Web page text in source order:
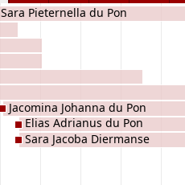
Sara Pieternella du Pon
Jacomina Johanna du Pon
Elias Adrianus du Pon
Sara Jacoba Diermanse